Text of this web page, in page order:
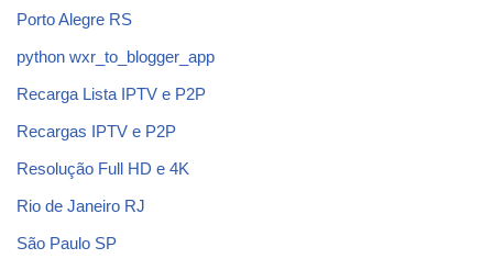
Porto Alegre RS
python wxr_to_blogger_app
Recarga Lista IPTV e P2P
Recargas IPTV e P2P
Resolução Full HD e 4K
Rio de Janeiro RJ
São Paulo SP